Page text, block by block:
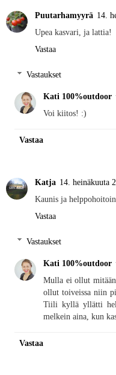
Puutarhamyyrä 14.
Upea kasvari, ja lattia!
Vastaa
Vastaukset
Kati 100%outdoor
Voi kiitos! :)
Vastaa
Katja 14. heinäkuuta
Kaunis ja
Vastaa
Vastaukset
Kati 100%outdoor
Mulla ei ollut mitään
ollut toiveissa niin
Tiili kyllä yllätti
melkein aina, kun
Vastaa